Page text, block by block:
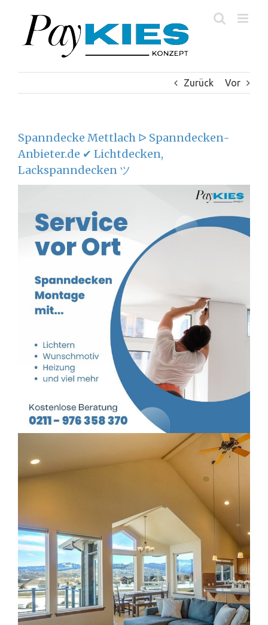
springen
Zurück Vor
Spanndecke Mettlach ᐅ Spanndecken-
Anbieter.de ✔ Lichtdecken,
Lackspanndecken ツ